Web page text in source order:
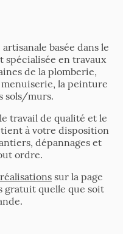
basée dans le
en travaux
de la plomberie,
la peinture
sols/murs.
travail de qualité et le
à votre disposition
dépannages et
ordre.
réalisations sur la page
gratuit quelle que soit